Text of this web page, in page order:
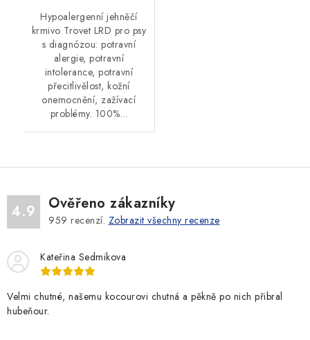
Hypoalergenní jehněčí
krmivo Trovet LRD pro psy
s diagnózou: potravní
alergie, potravní
intolerance, potravní
přecitlivělost, kožní
onemocnění, zažívací
problémy. 100%...
4.9 Ověřeno zákazníky
959 recenzí. Zobrazit všechny recenze
Kateřina Sedmikova
Velmi chutné, našemu kocourovi chutná a pěkně po nich přibral
hubeňour.